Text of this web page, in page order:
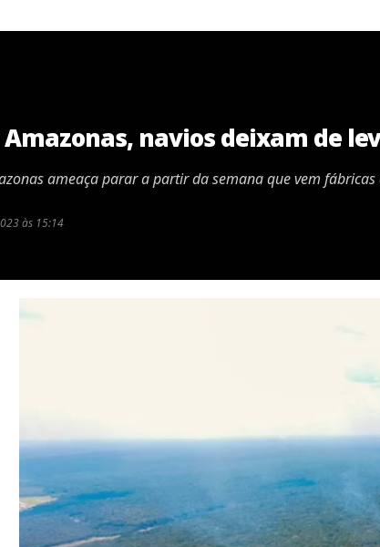
Amazonas, navios deixam de
ameaça parar a partir da semana que vem
às 15:14